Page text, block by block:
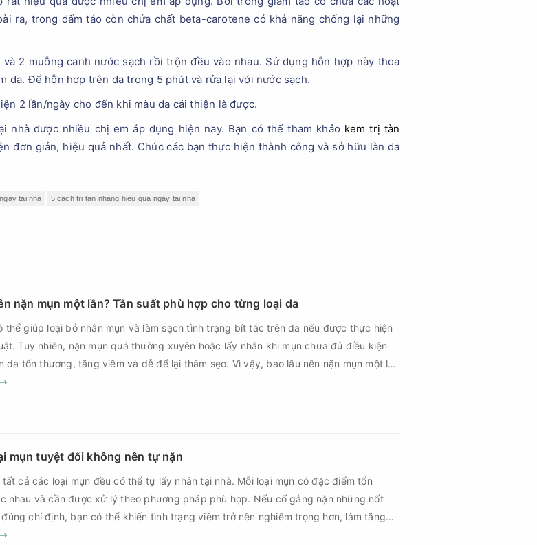
ra, trong dấm táo còn chứa chất beta-carotene có khả năng chống lại những
2 muỗng canh nước sạch rồi trộn đều vào nhau. Sử dụng hỗn hợp này thoa
da. Để hỗn hợp trên da trong 5 phút và rửa lại với nước sạch.
2 lần/ngày cho đến khi màu da cải thiện là được.
nhà được nhiều chị em áp dụng hiện nay. Bạn có thể tham khảo kem trị tàn
đơn giản, hiệu quả nhất. Chúc các bạn thực hiện thành công và sở hữu làn da
tại nhà 5 cach tri tan nhang hieu qua ngay tai nha
nặn mụn một lần? Tần suất phù hợp cho từng loại da
thể giúp loại bỏ nhân mụn và làm sạch tình trạng bít tắc trên da nếu được thực hiện
Tuy nhiên, nặn mụn quá thường xuyên hoặc lấy nhân khi mụn chưa đủ điều kiện
da tổn thương, tăng viêm và dễ để lại thâm sẹo. Vì vậy, bao lâu nên nặn mụn một lần
người quan tâm khi xây dựng routine chăm sóc da. Tần suất lấy nhân mụn
mụn tuyệt đối không nên tự nặn
tất cả các loại mụn đều có thể tự lấy nhân tại nhà. Mỗi loại mụn có đặc điểm tổn
nhau và cần được xử lý theo phương pháp phù hợp. Nếu cố gắng nặn những nốt
đúng chỉ định, bạn có thể khiến tình trạng viêm trở nên nghiêm trọng hơn, làm tăng
trùng, để lại thâm hoặc sẹo khó phục hồi.